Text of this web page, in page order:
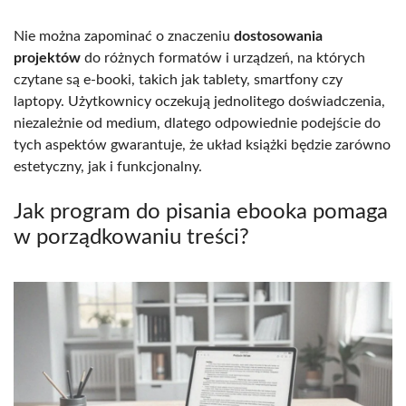
Nie można zapominać o znaczeniu dostosowania
projektów do różnych formatów i urządzeń, na których
czytane są e-booki, takich jak tablety, smartfony czy
laptopy. Użytkownicy oczekują jednolitego doświadczenia,
niezależnie od medium, dlatego odpowiednie podejście do
tych aspektów gwarantuje, że układ książki będzie zarówno
estetyczny, jak i funkcjonalny.
Jak program do pisania ebooka pomaga
w porządkowaniu treści?